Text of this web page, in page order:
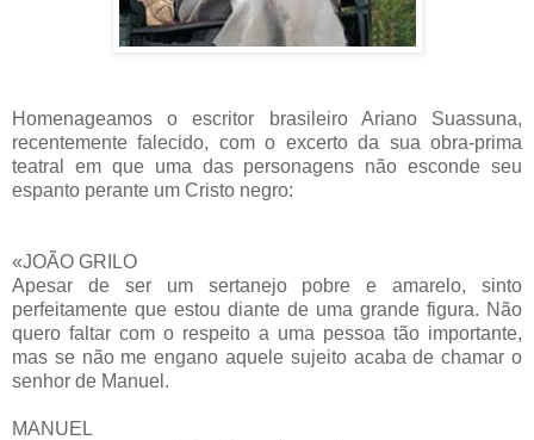
Homenageamos o escritor brasileiro Ariano Suassuna,
recentemente falecido, com o excerto da sua obra-prima
teatral em que uma das personagens não esconde seu
espanto perante um Cristo negro:
«JOÃO GRILO
Apesar de ser um sertanejo pobre e amarelo, sinto
perfeitamente que estou diante de uma grande figura. Não
quero faltar com o respeito a uma pessoa tão importante,
mas se não me engano aquele sujeito acaba de chamar o
senhor de Manuel.
MANUEL